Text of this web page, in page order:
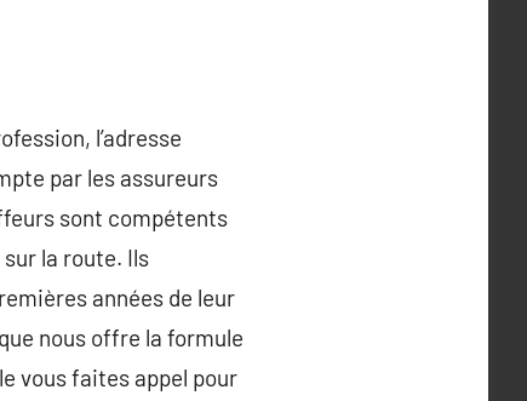
l’adresse
par les assureurs
sont compétents
la route. Ils
années de leur
nous offre la formule
vous faites appel pour